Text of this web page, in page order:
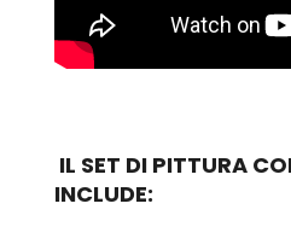
IL SET DI PITTURA
INCLUDE: